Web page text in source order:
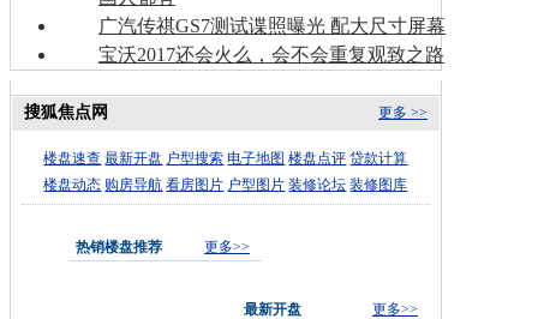
广汽传祺GS7测试谍照曝光 配大尺寸屏幕
宝沃2017还会火么，会不会重复观致之路
更多 >>
搜狐焦点网
楼盘速查 最新开盘 户型搜索 电子地图 楼盘点评 贷款计算
楼盘动态 购房导航 看房图片 户型图片 装修论坛 装修图库
热销楼盘推荐 更多>>
最新开盘
更多>>